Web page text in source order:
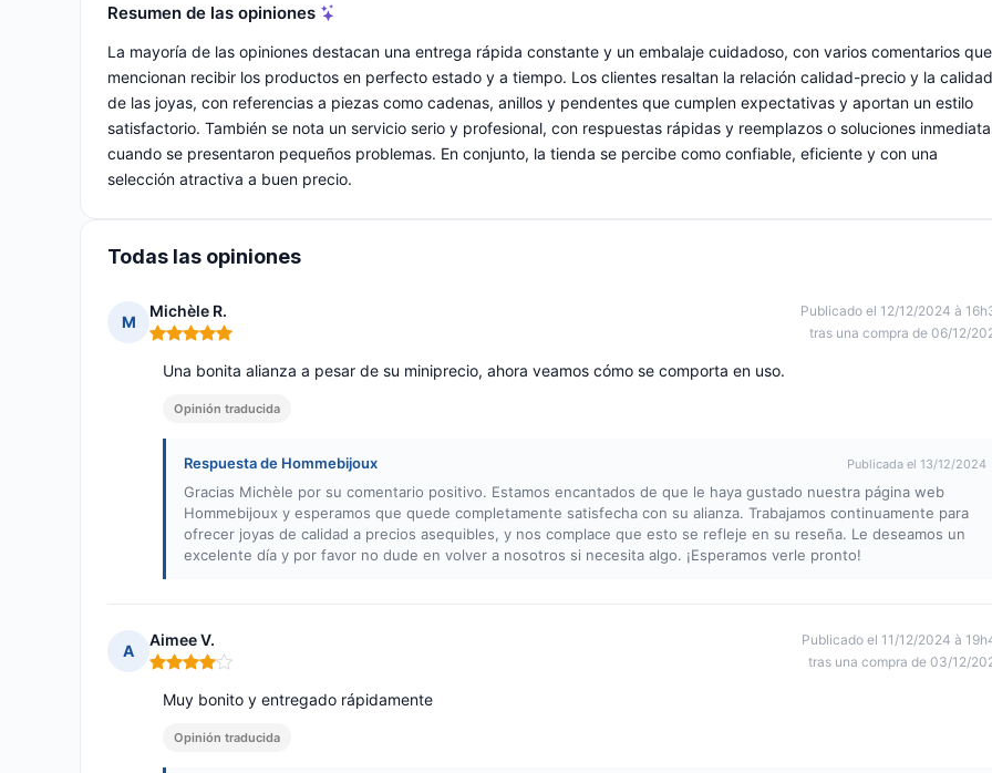
Resumen de las opiniones
La mayoría de las opiniones destacan una entrega rápida constante y un embalaje cuidadoso, con varios comentarios que
mencionan recibir los productos en perfecto estado y a tiempo. Los clientes resaltan la relación calidad-precio y la calidad
de las joyas, con referencias a piezas como cadenas, anillos y pendentes que cumplen expectativas y aportan un estilo
satisfactorio. También se nota un servicio serio y profesional, con respuestas rápidas y reemplazos o soluciones
cuando se presentaron pequeños problemas. En conjunto, la tienda se percibe como confiable, eficiente y con una
selección atractiva a buen precio.
Todas las opiniones
M
Michèle R.
Nota: 5 de 5
Publicado el 12/12/2024 à
tras una compra de 06/12/
Una bonita alianza a pesar de su miniprecio, ahora veamos cómo se comporta en uso.
Opinión traducida
Respuesta de Hommebijoux Publicada el 13/12/2024
Gracias Michèle por su comentario positivo. Estamos encantados de que le haya gustado nuestra página web
Hommebijoux y esperamos que quede completamente satisfecha con su alianza. Trabajamos continuamente para
ofrecer joyas de calidad a precios asequibles, y nos complace que esto se refleje en su reseña. Le deseamos un
excelente día y por favor no dude en volver a nosotros si necesita algo. ¡Esperamos verle pronto!
A
Aimee V.
Nota: 4 de 5
Publicado el 11/12/2024 à
tras una compra de 03/12/
Muy bonito y entregado rápidamente
Opinión traducida